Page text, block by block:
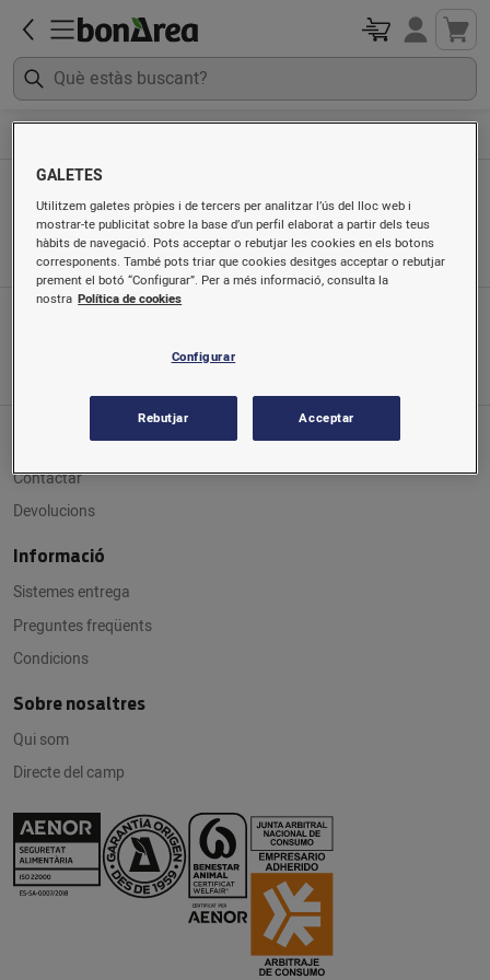
Cervesa
Ordenat per
Servei al client
Contactar
Devolucions
Informació
Sistemes entrega
Preguntes freqüents
Condicions
Sobre nosaltres
Qui som
Directe del camp
GALETES
Utilitzem galetes pròpies i de tercers per analitzar l’ús del lloc web i
mostrar-te publicitat sobre la base d’un perfil elaborat a partir dels teus
hàbits de navegació. Pots acceptar o rebutjar les cookies en els botons
corresponents. També pots triar que cookies desitges acceptar o rebutjar
prement el botó “Configurar”. Per a més informació, consulta la
nostra Política de cookies
Configurar
Rebutjar Acceptar